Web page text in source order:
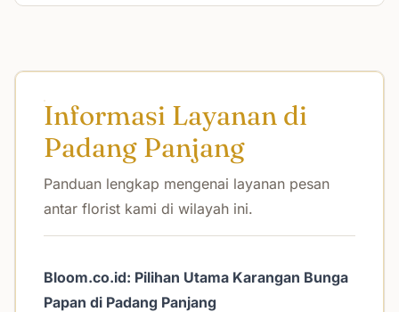
Informasi Layanan di
Padang Panjang
Panduan lengkap mengenai layanan pesan
antar florist kami di wilayah ini.
Bloom.co.id: Pilihan Utama Karangan Bunga
Papan di Padang Panjang